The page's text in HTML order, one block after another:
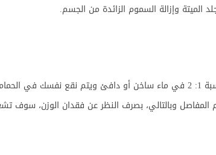
الميتة وإزالة السموم الزائدة من الجسم.
المفاصل وبالتالي، بصرف النظر عن فقدان الوزن، سوف